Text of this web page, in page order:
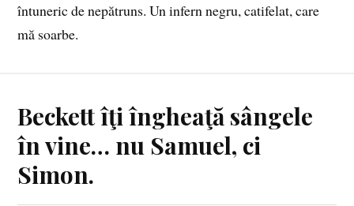
întuneric de nepătruns. Un infern negru, catifelat, care
mă soarbe.
Beckett îţi îngheaţă sângele
în vine… nu Samuel, ci
Simon.